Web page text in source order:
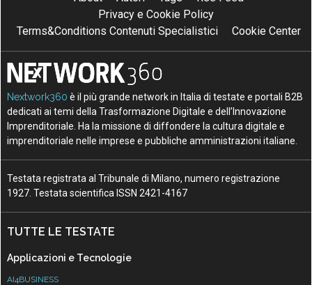
Privacy e Cookie Policy
Terms&Conditions Contenuti Specialistici
Cookie Center
Nextwork360 è il più grande network in Italia di testate e portali B2B
dedicati ai temi della Trasformazione Digitale e dell’Innovazione
Imprenditoriale. Ha la missione di diffondere la cultura digitale e
imprenditoriale nelle imprese e pubbliche amministrazioni italiane.
Testata registrata al Tribunale di Milano, numero registrazione
1927. Testata scientifica ISSN 2421-4167
TUTTE LE TESTATE
Applicazioni e Tecnologie
AI4BUSINESS